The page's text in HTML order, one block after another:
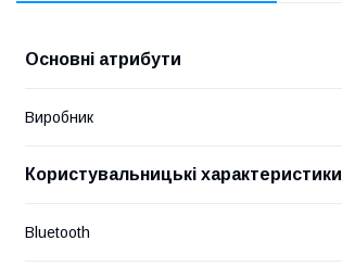
Основні атрибути
Виробник
Користувальницькі характеристики
Bluetooth